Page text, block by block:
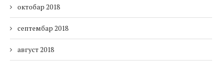
октобар 2018
септембар 2018
август 2018